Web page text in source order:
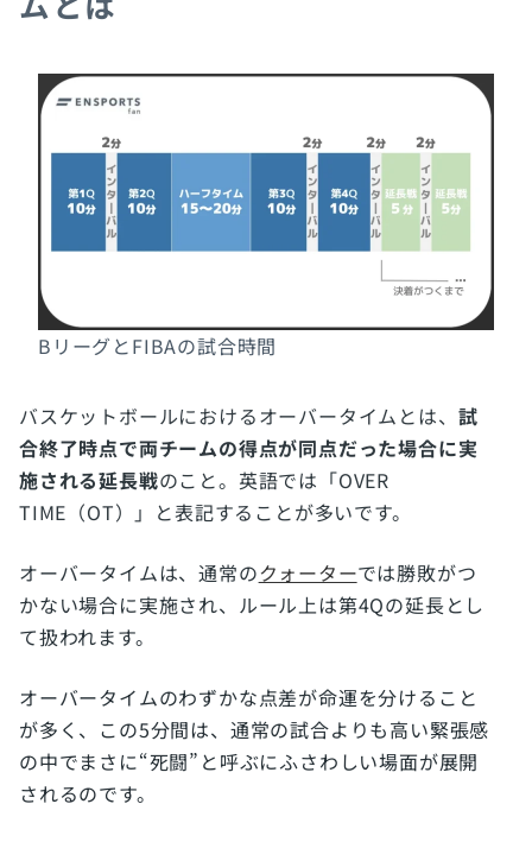
BリーグとFIBAの試合時間
バスケットボールにおけるオーバータイムとは、 試
合終了時点で両チームの得点が同点だった場合に実
施される延長戦のこと。英語では「OVER
TIME（OT）」と表記することが多いです。
オーバータイムは、通常のクォーターでは勝敗がつ
かない場合に実施され、ルール上は第4Qの延長とし
て扱われます。
オーバータイムのわずかな点差が命運を分けること
が多く、この5分間は、通常の試合よりも高い緊張感
の中でまさに“死闘”と呼ぶにふさわしい場面が展開
されるのです。